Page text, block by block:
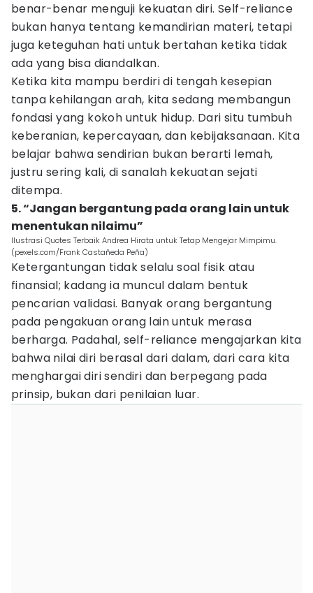
benar-benar menguji kekuatan diri. Self-reliance
bukan hanya tentang kemandirian materi, tetapi
juga keteguhan hati untuk bertahan ketika tidak
ada yang bisa diandalkan.
Ketika kita mampu berdiri di tengah kesepian
tanpa kehilangan arah, kita sedang membangun
fondasi yang kokoh untuk hidup. Dari situ tumbuh
keberanian, kepercayaan, dan kebijaksanaan. Kita
belajar bahwa sendirian bukan berarti lemah,
justru sering kali, di sanalah kekuatan sejati
ditempa.
5. “Jangan bergantung pada orang lain untuk
menentukan nilaimu”
Ilustrasi Quotes Terbaik Andrea Hirata untuk Tetap Mengejar Mimpimu.
(pexels.com/Frank Castañeda Peña)
Ketergantungan tidak selalu soal fisik atau
finansial; kadang ia muncul dalam bentuk
pencarian validasi. Banyak orang bergantung
pada pengakuan orang lain untuk merasa
berharga. Padahal, self-reliance mengajarkan kita
bahwa nilai diri berasal dari dalam, dari cara kita
menghargai diri sendiri dan berpegang pada
prinsip, bukan dari penilaian luar.